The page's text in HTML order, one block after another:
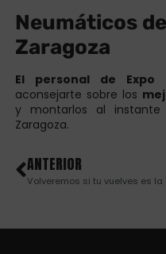
Neumáticos
Zaragoza
El personal de Expo
aconsejarte sobre los
y montarlos al instante
Zaragoza.
ANTERIOR